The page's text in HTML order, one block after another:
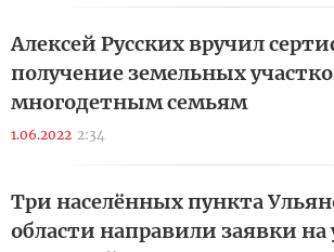
Алексей Русских вручил
получение земельных
многодетным семьям
1.06.2022 2:34
Три населённых пункта
области направили заявки на